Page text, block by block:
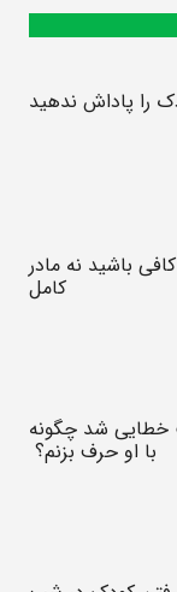
را پاداش ندهید
باشید نه مادر
کامل
شد چگونه
با او حرف بزنم؟